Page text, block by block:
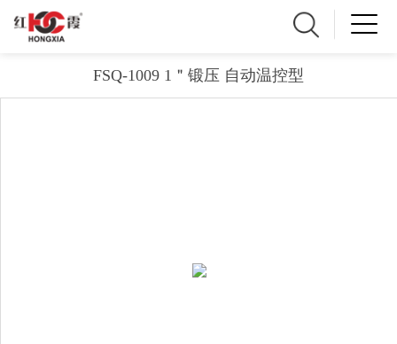
FSQ-1009 1＂锻压 自动温控型